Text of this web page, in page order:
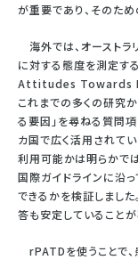
が重要であり、そのた
海外では、オーストラ
に対する態度を測定
Attitudes Towards
これまでの多くの研究
る要因」を尋ねる質問
カ国で広く活用されて
利用可能かは明らかで
国際ガイドラインに沿
できるかを検証しまし
答も安定していることが
rPATDを使うことで